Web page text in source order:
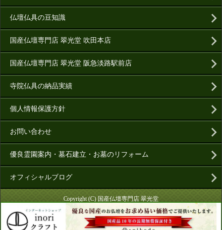
仏壇仏具の豆知識
国産仏壇専門店 翠光堂 吹田本店
国産仏壇専門店 翠光堂 阪急淡路駅前店
寺院仏具の納品実績
個人情報保護方針
お問い合わせ
優良霊園案内・墓石建立・お墓のリフォーム
オフィシャルブログ
Copyright (C) 国産仏壇専門店 翠光堂